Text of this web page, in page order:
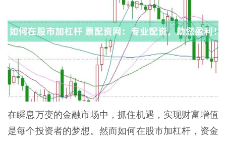
在瞬息万变的金融市场中，抓住机遇，实现财富增值
是每个投资者的梦想。然而如何在股市加杠杆，资金